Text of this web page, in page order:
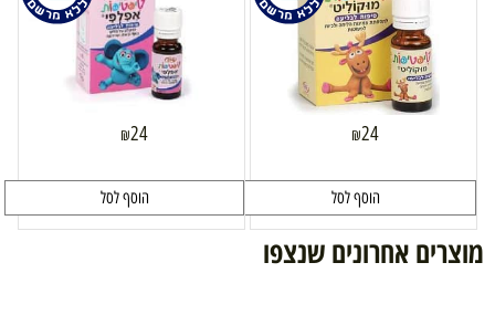
₪24
הוסף לסל
₪24
הוסף לסל
מוצרים אחרונים שנצפו